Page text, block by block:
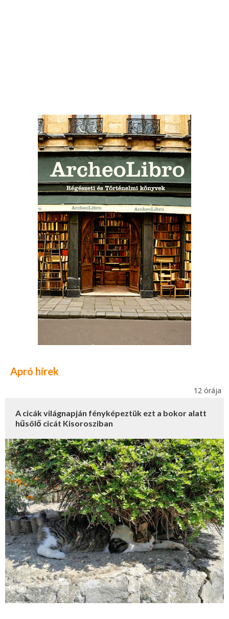
Apró hírek
12 órája
A cicák világnapján fényképeztük ezt a bokor alatt
hűsölő cicát Kisorosziban